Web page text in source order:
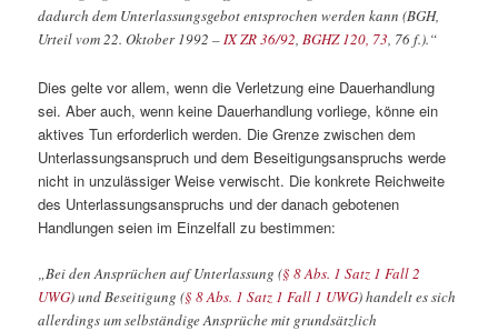
dadurch dem Unterlassungsgebot entsprochen werden kann (BGH,
Urteil vom 22. Oktober 1992 –IX ZR 36/92,BGHZ 120, 73, 76 f.).“
Dies gelte vor allem, wenn die Verletzung eine Dauerhandlung
sei. Aber auch, wenn keine Dauerhandlung vorliege, könne ein
aktives Tun erforderlich werden. Die Grenze zwischen dem
Unterlassungsanspruch und dem Beseitigungsanspruchs werde
nicht in unzulässiger Weise verwischt. Die konkrete Reichweite
des Unterlassungsanspruchs und der danach gebotenen
Handlungen seien im Einzelfall zu bestimmen:
„Bei den Ansprüchen auf Unterlassung (§ 8 Abs. 1 Satz 1 Fall 2
UWG) und Beseitigung (§ 8 Abs. 1 Satz 1 Fall 1 UWG) handelt es sich
allerdings um selbständige Ansprüche mit grundsätzlich